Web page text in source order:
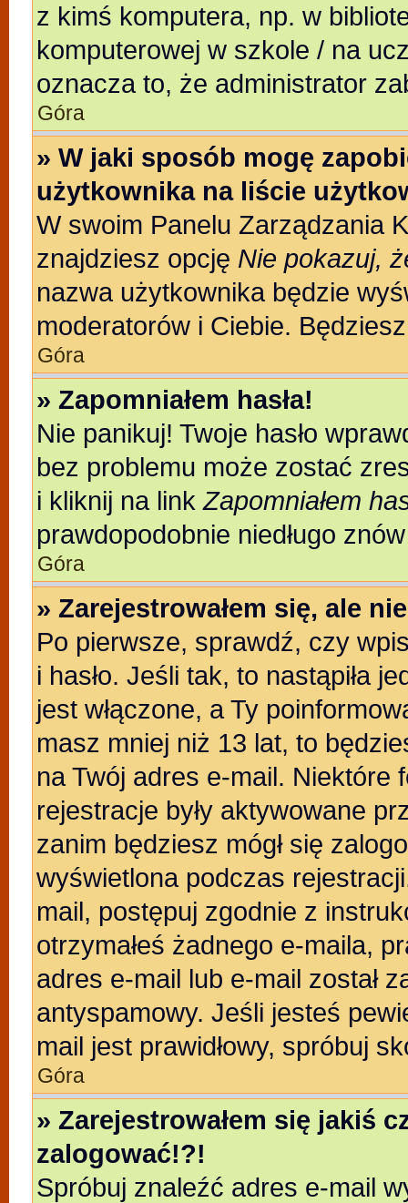
z kimś komputera, np. w
komputerowej w szkole / na
oznacza to, że administrator
Góra
» W jaki sposób mogę
użytkownika na liście
W swoim Panelu Zarządzania
znajdziesz opcję Nie pokazuj,
nazwa użytkownika będzie
moderatorów i Ciebie.
Góra
» Zapomniałem hasła!
Nie panikuj! Twoje hasło
bez problemu może zostać
i kliknij na linkZapomniałem
prawdopodobnie niedługo
Góra
» Zarejestrowałem się, ale
Po pierwsze, sprawdź, czy
i hasło. Jeśli tak, to nastąpiła
jest włączone, a Ty
masz mniej niż 13 lat, to
na Twój adres e-mail. Niektóre
rejestracje były aktywowane
zanim będziesz mógł się
wyświetlona podczas
mail, postępuj zgodnie z
otrzymałeś żadnego e-maila,
adres e-mail lub e-mail został
antyspamowy. Jeśli jesteś
mail jest prawidłowy, spróbuj
Góra
» Zarejestrowałem się jakiś
zalogować!?!
Spróbuj znaleźć adres e-mail